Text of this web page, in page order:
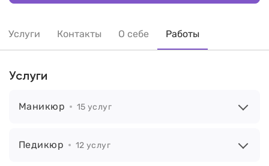
Услуги Контакты О себе Работы
Услуги
Маникюр 15 услуг
Педикюр 12 услуг